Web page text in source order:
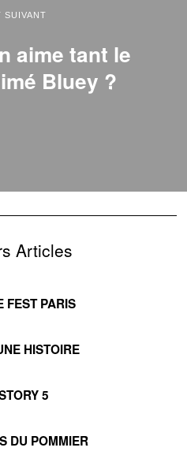
SUIVANT
aime tant le
Bluey ?
Articles
FEST PARIS
HISTOIRE
5
DU POMMIER